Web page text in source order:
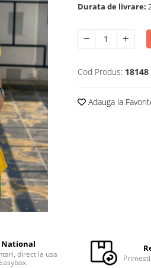
Durata de livrare:
Cod Produs: 18148
Adauga la
direct la usa